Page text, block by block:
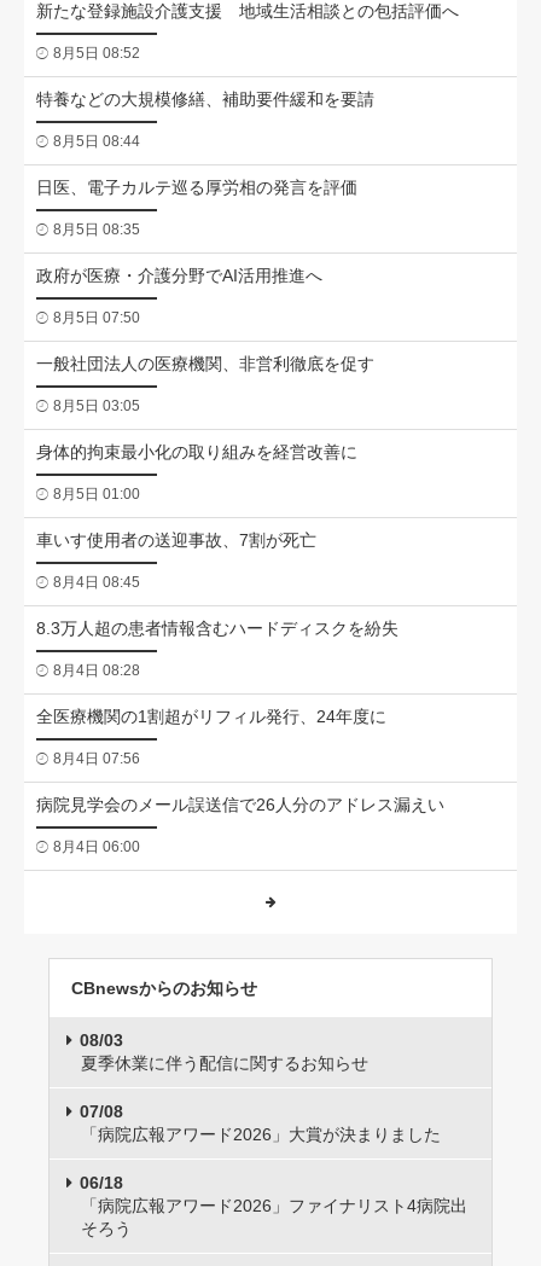
新たな登録施設介護支援 地域生活相談との包括評価へ
8月5日 08:52
特養などの大規模修繕、補助要件緩和を要請
8月5日 08:44
日医、電子カルテ巡る厚労相の発言を評価
8月5日 08:35
政府が医療・介護分野でAI活用推進へ
8月5日 07:50
一般社団法人の医療機関、非営利徹底を促す
8月5日 03:05
身体的拘束最小化の取り組みを経営改善に
8月5日 01:00
車いす使用者の送迎事故、7割が死亡
8月4日 08:45
8.3万人超の患者情報含むハードディスクを紛失
8月4日 08:28
全医療機関の1割超がリフィル発行、24年度に
8月4日 07:56
病院見学会のメール誤送信で26人分のアドレス漏えい
8月4日 06:00
CBnewsからのお知らせ
08/03
夏季休業に伴う配信に関するお知らせ
07/08
「病院広報アワード2026」大賞が決まりました
06/18
「病院広報アワード2026」ファイナリスト4病院出
そろう